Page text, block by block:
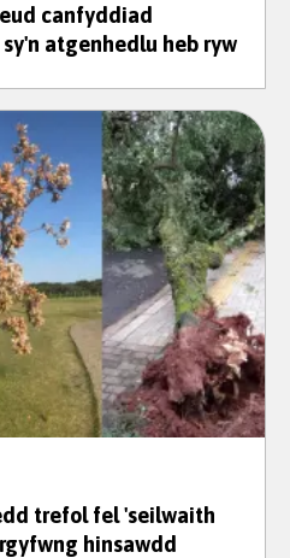
canfyddiad
atgenhedlu heb ryw
trefol fel 'seilwaith
hinsawdd